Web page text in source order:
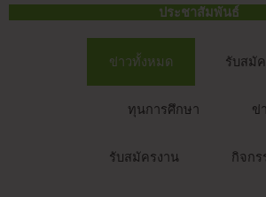
ประชาสัมพันธ์
ข่าวทั้งหมด รับสมั
ทุนการศึกษา ข่
รับสมัครงาน กิจก